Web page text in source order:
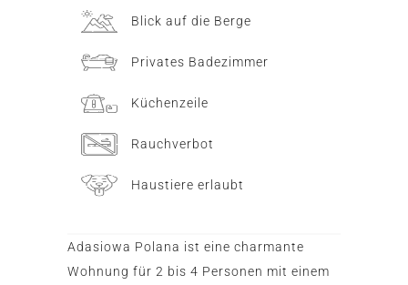
Blick auf die Berge
Privates Badezimmer
Küchenzeile
Rauchverbot
Haustiere erlaubt
Adasiowa Polana ist eine charmante
Wohnung für 2 bis 4 Personen mit einem